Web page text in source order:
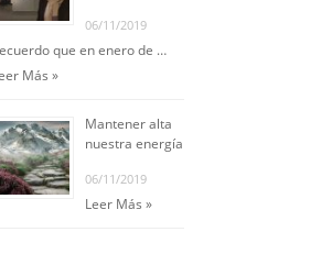
06/11/2019
que en enero de …
Más »
Mantener alta
nuestra energía
06/11/2019
Leer Más »